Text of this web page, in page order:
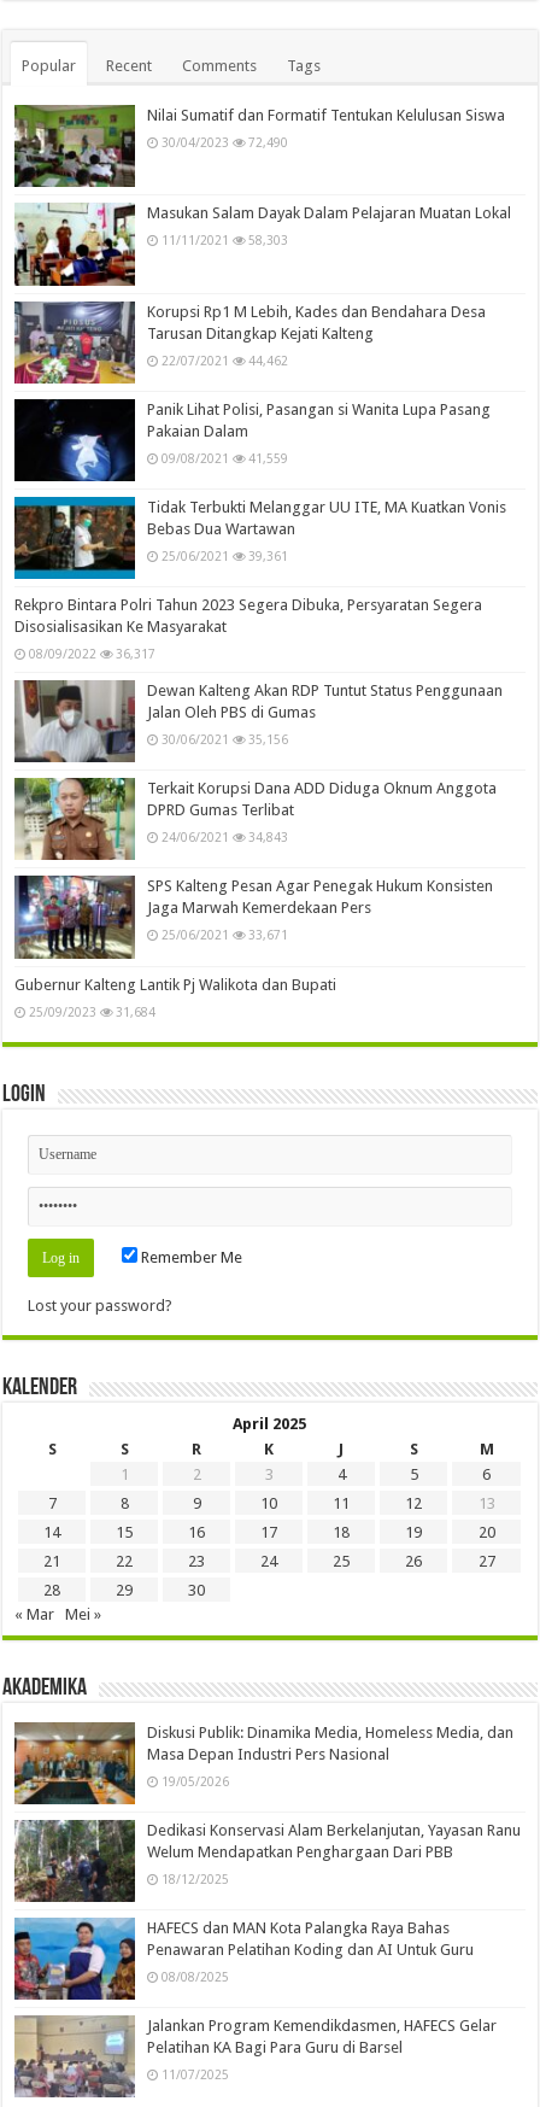
Popular Recent Comments Tags
Nilai Sumatif dan Formatif Tentukan Kelulusan Siswa
30/04/2023 72,490
Masukan Salam Dayak Dalam Pelajaran Muatan Lokal
11/11/2021 58,303
Korupsi Rp1 M Lebih, Kades dan Bendahara Desa
Tarusan Ditangkap Kejati Kalteng
22/07/2021 44,462
Panik Lihat Polisi, Pasangan si Wanita Lupa Pasang
Pakaian Dalam
09/08/2021 41,559
Tidak Terbukti Melanggar UU ITE, MA Kuatkan Vonis
Bebas Dua Wartawan
25/06/2021 39,361
Rekpro Bintara Polri Tahun 2023 Segera Dibuka, Persyaratan Segera
Disosialisasikan Ke Masyarakat
08/09/2022 36,317
Dewan Kalteng Akan RDP Tuntut Status Penggunaan
Jalan Oleh PBS di Gumas
30/06/2021 35,156
Terkait Korupsi Dana ADD Diduga Oknum Anggota
DPRD Gumas Terlibat
24/06/2021 34,843
SPS Kalteng Pesan Agar Penegak Hukum Konsisten
Jaga Marwah Kemerdekaan Pers
25/06/2021 33,671
Gubernur Kalteng Lantik Pj Walikota dan Bupati
25/09/2023 31,684
Login
Remember Me
Lost your password?
Kalender
April 2025
S
S R K J S
M
1
2 3 4 5
6
7
8 9 10 11 12
13
14
15 16 17 18 19
20
21
22 23 24 25 26
27
28
29
30
« Mar
Mei »
Akademika
Diskusi Publik: Dinamika Media, Homeless Media, dan
Masa Depan Industri Pers Nasional
19/05/2026
Dedikasi Konservasi Alam Berkelanjutan, Yayasan Ranu
Welum Mendapatkan Penghargaan Dari PBB
18/12/2025
HAFECS dan MAN Kota Palangka Raya Bahas
Penawaran Pelatihan Koding dan AI Untuk Guru
08/08/2025
Jalankan Program Kemendikdasmen, HAFECS Gelar
Pelatihan KA Bagi Para Guru di Barsel
11/07/2025